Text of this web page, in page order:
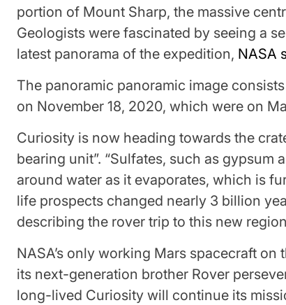
portion of Mount Sharp, the massive
Geologists were fascinated by seeing a
latest panorama of the expedition, NASA
The panoramic panoramic image
on November 18, 2020, which were on
Curiosity is now heading towards the
bearing unit”. “Sulfates, such as gypsum
around water as it evaporates, which is
life prospects changed nearly 3 billion
describing the rover trip to this new
NASA’s only working Mars spacecraft
its next-generation brother Rover
long-lived Curiosity will continue its